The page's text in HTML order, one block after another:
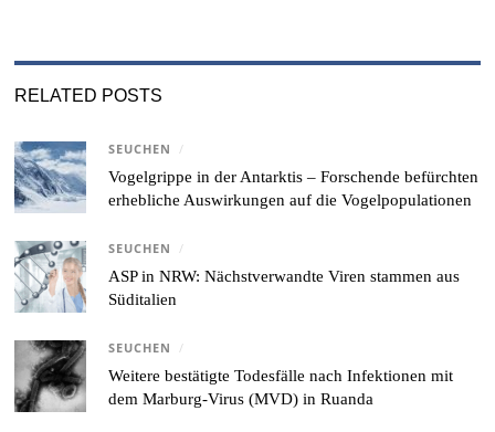
RELATED POSTS
SEUCHEN /
Vogelgrippe in der Antarktis – Forschende befürchten
erhebliche Auswirkungen auf die Vogelpopulationen
SEUCHEN /
ASP in NRW: Nächstverwandte Viren stammen aus
Süditalien
SEUCHEN /
Weitere bestätigte Todesfälle nach Infektionen mit
dem Marburg-Virus (MVD) in Ruanda